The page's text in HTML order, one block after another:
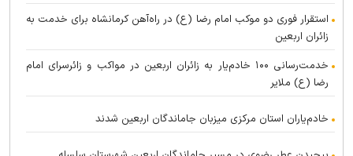
استقرار فوری دو موکب امام رضا (ع) در راه‌آهن کرمانشاه برای خدمت به
زائران اربعین
خدمت‌رسانی ۱۰۰ خادم‌یار به زائران اربعین در مواکب و زائرسرای امام
رضا (ع) ملایر
خادم‌یاران استان مرکزی میزبان جاماندگان اربعین شدند